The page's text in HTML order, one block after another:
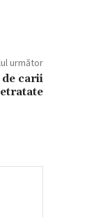
următor
carii